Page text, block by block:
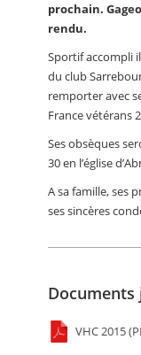
prochain.
rendu.
Sportif accompli
du club
remporter avec
France vétérans
Ses obsèques
30 en l’église
A sa famille, ses
ses sincères
Documents
VHC 2015